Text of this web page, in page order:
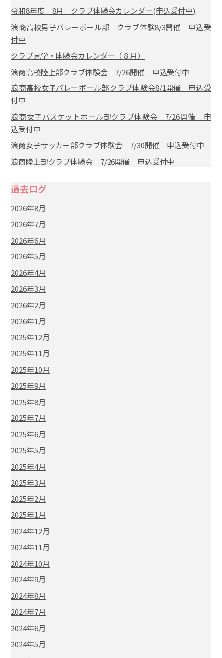
令和8年度 8月 クラブ体験会カレンダー(申込受付中)
浪商高校男子バレーボール部 クラブ体験8/3開催 申込受
付中
クラブ見学・体験会カレンダー（８月）
浪商高校陸上部クラブ体験会 7/26開催 申込受付中
浪商高校女子バレーボール部 クラブ体験会8/1開催 申込受
付中
浪商女子バスケットボール部クラブ体験会 7/26開催 申
込受付中
浪商女子サッカー部クラブ体験会 7/30開催 申込受付中
浪商陸上部クラブ体験会 7/26開催 申込受付中
過去ログ
2026年8月
2026年7月
2026年6月
2026年5月
2026年4月
2026年3月
2026年2月
2026年1月
2025年12月
2025年11月
2025年10月
2025年9月
2025年8月
2025年7月
2025年6月
2025年5月
2025年4月
2025年3月
2025年2月
2025年1月
2024年12月
2024年11月
2024年10月
2024年9月
2024年8月
2024年7月
2024年6月
2024年5月